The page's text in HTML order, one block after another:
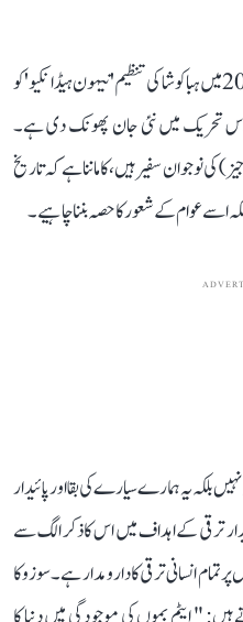
سوزوکا کی یہ مہم اس لیے بھی اہم ہے کہ 2024 میں ہباکوشا کی تنظیم 'نیہون ہیڈانکیو' کو
اس تحریک میں نئی جان پھونک دی ہے۔
نوجوان سفیر ہیں، کا ماننا ہے کہ تاریخ
اسے عوام کے شعور کا حصہ بننا چاہیے۔
بلکہ یہ ہمارے سیارے کی بقا اور پائیدار
ترقی کے اہداف میں اس کا ذکر الگ سے
تمام انسانی ترقی کا دارومدار ہے۔ سوزوکا